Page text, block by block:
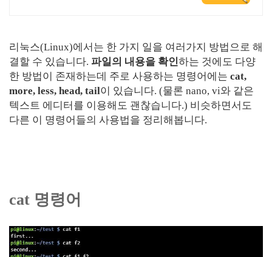
리눅스(Linux)에서는 한 가지 일을 여러가지 방법으로 해
결할 수 있습니다. 파일의 내용을 확인하는 것에도 다양
한 방법이 존재하는데 주로 사용하는 명령어에는 cat,
more, less, head, tail이 있습니다. (물론 nano, vi와 같은
텍스트 에디터를 이용해도 괜찮습니다.) 비슷하면서도
다른 이 명령어들의 사용법을 정리해봅니다.
cat 명령어